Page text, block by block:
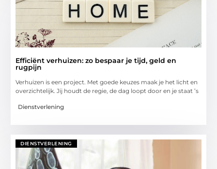
Efficiënt verhuizen: zo bespaar je tijd, geld en
rugpijn
Verhuizen is een project. Met goede keuzes maak je het licht en
overzichtelijk. Jij houdt de regie, de dag loopt door en je staat ’s
Dienstverlening
DIENSTVERLENING